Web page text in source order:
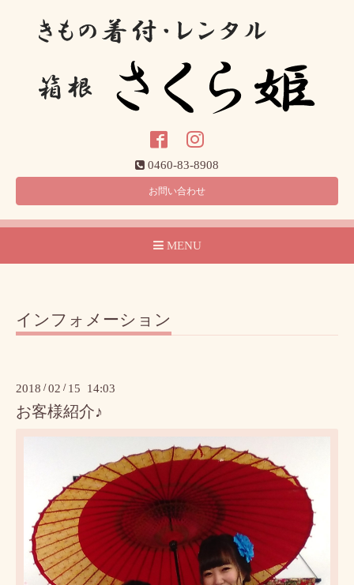
0460-83-8908
お問い合わせ
MENU
インフォメーション
2018 /02 / 15 14:03
お客様紹介♪